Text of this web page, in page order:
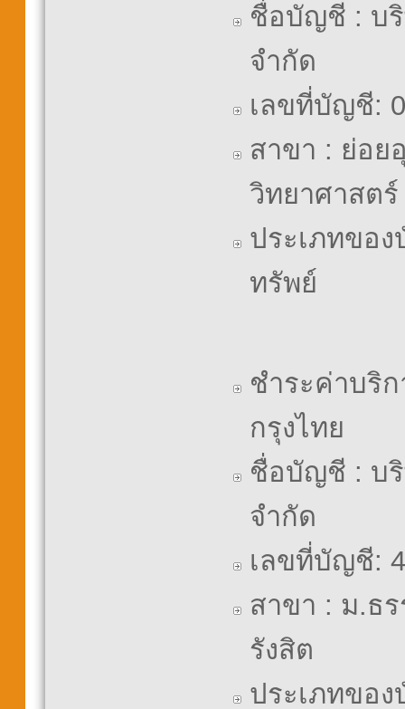
ชื่อบัญชี : บ
จำกัด
เลขที่บัญชี:
สาขา : ย่อย
วิทยาศาสตร์
ประเภทขอ
ทรัพย์
ชำระค่าบริ
กรุงไทย
ชื่อบัญชี : บ
จำกัด
เลขที่บัญชี:
สาขา : ม.ธ
รังสิต
ประเภทขอ